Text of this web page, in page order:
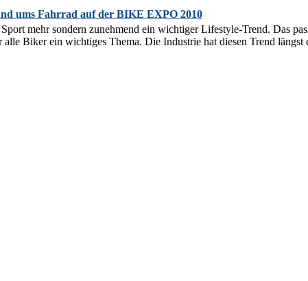
ums Fahrrad auf der BIKE EXPO 2010
mehr sondern zunehmend ein wichtiger Lifestyle-Trend. Das
Biker ein wichtiges Thema. Die Industrie hat diesen Trend längst